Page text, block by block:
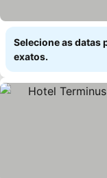
Selecione as datas
exatos.